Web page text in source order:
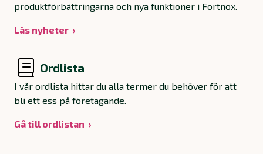
produktförbättringarna och nya funktioner i Fortnox.
Läs nyheter
Ordlista
I vår ordlista hittar du alla termer du behöver för att
bli ett ess på företagande.
Gå till ordlistan